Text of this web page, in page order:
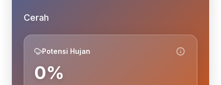
Cerah
Potensi Hujan
0%